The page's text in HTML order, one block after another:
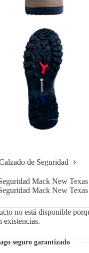
de Seguridad
Mack New Texas
Mack New Texas
no está disponible
existencias.
seguro garantizado